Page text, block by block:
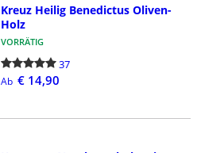
Kreuz Heilig Benedictus Oliven-
Holz
VORRÄTIG
37
Ab € 14,90